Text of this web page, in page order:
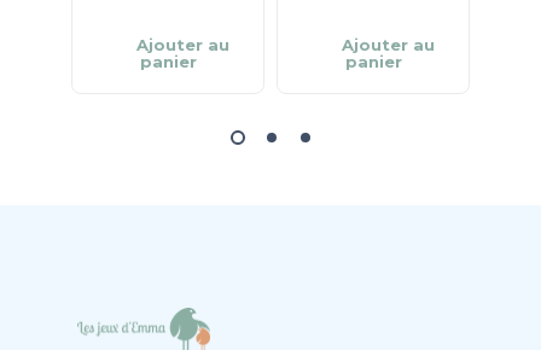
Ajouter au
panier
Ajouter au
panier